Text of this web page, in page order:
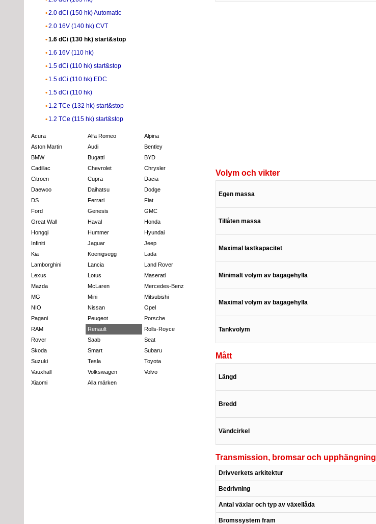
2.0 dCi (150 hk) Automatic
2.0 16V (140 hk) CVT
1.6 dCi (130 hk) start&stop
1.6 16V (110 hk)
1.5 dCi (110 hk) start&stop
1.5 dCi (110 hk) EDC
1.5 dCi (110 hk)
1.2 TCe (132 hk) start&stop
1.2 TCe (115 hk) start&stop
Acura Alfa Romeo
Alpina
Aston Martin
Audi
Bentley
BMW
Bugatti
BYD
Cadillac
Chevrolet
Chrysler
Citroen
Cupra
Dacia
Daewoo
Daihatsu
Dodge
DS
Ferrari
Fiat
Ford
Genesis
GMC
Great Wall
Haval
Honda
Hongqi
Hummer
Hyundai
Infiniti
Jaguar
Jeep
Kia
Koenigsegg
Lada
Lamborghini
Lancia
Land Rover
Lexus
Lotus
Maserati
Mazda
McLaren
Mercedes-Benz
MG
Mini
Mitsubishi
NIO
Nissan
Opel
Pagani
Peugeot
Porsche
RAM
Renault
Rolls-Royce
Rover
Saab
Seat
Skoda
Smart
Subaru
Suzuki
Tesla
Toyota
Vauxhall
Volkswagen
Volvo
Xiaomi
Alla märken
Volym och vikter
Egen massa
Tillåten massa
Maximal lastkapacitet
Minimalt volym av bagagehylla
Maximal volym av bagagehylla
Tankvolym
Mått
Längd
Bredd
Vändcirkel
Transmission, bromsar och upphängning
Drivverkets arkitektur
Bedrivning
Antal växlar och typ av växellåda
Bromssystem fram